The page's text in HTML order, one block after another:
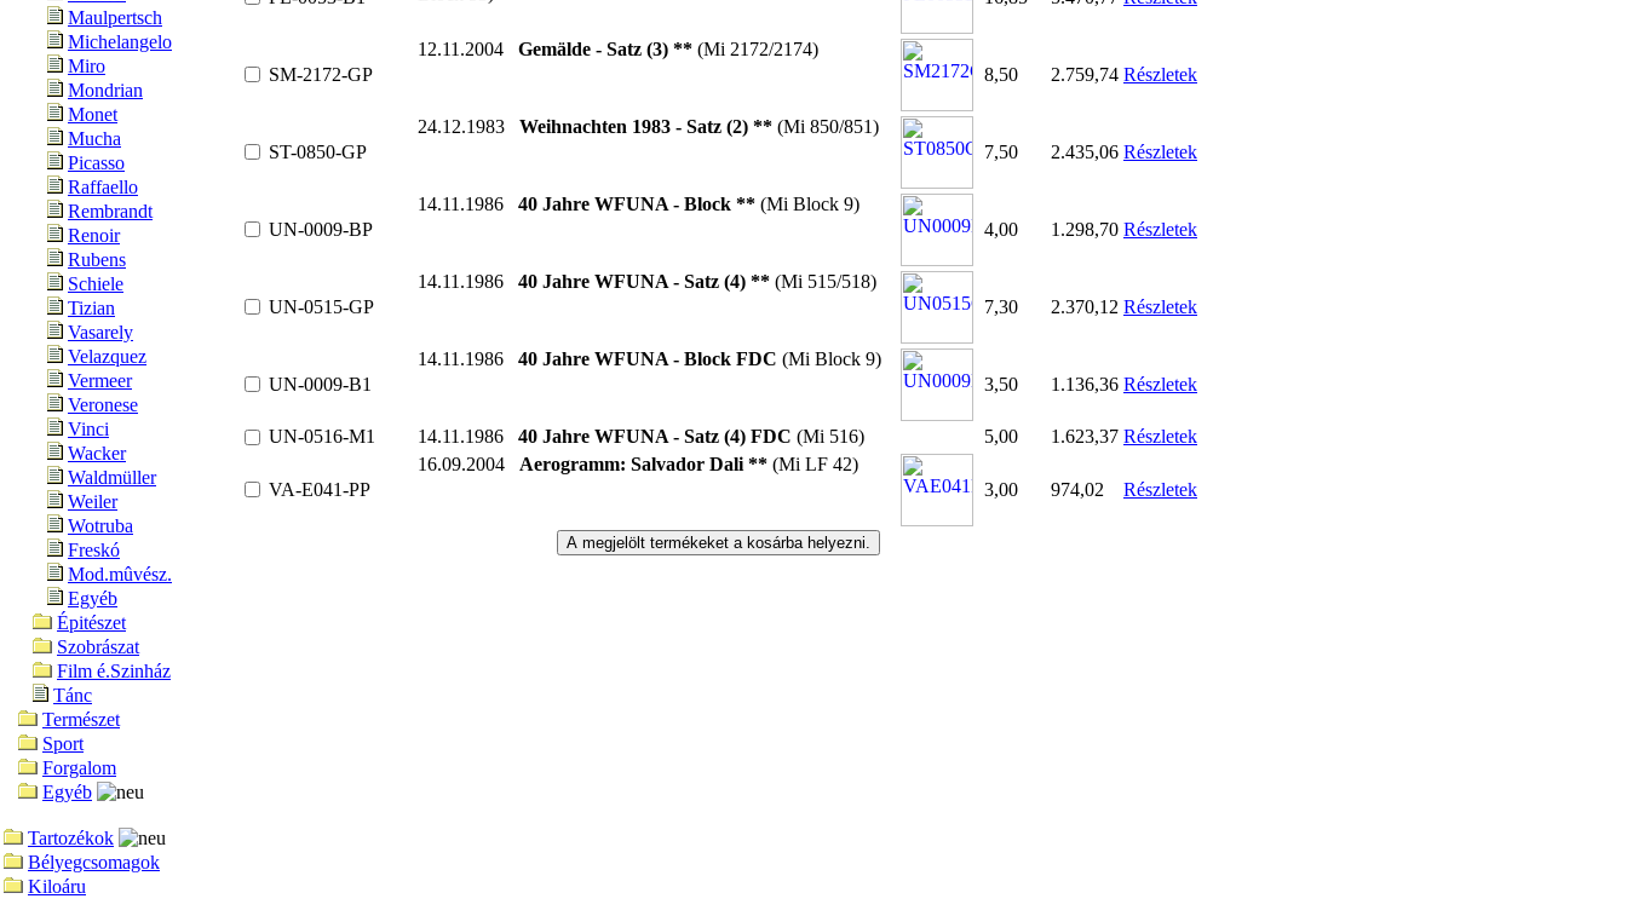
Maulpertsch
Michelangelo
Miro
Mondrian
Monet
Mucha
Picasso
Raffaello
Rembrandt
Renoir
Rubens
Schiele
Tizian
Vasarely
Velazquez
Vermeer
Veronese
Vinci
Wacker
Waldmüller
Weiler
Wotruba
Freskó
Mod.mûvész.
Egyéb
Épitészet
Szobrászat
Film é.Szinház
Tánc
Természet
Sport
Forgalom
Egyéb
Tartozékok
Bélyegcsomagok
Kiloáru
SM-2172-GP
12.11.2004 Gemälde - Satz (3) ** (Mi 2172/2174)
8,50
2.759,74 Részletek
ST-0850-GP
24.12.1983 Weihnachten 1983 - Satz (2) ** (Mi 850/851)
7,50
2.435,06 Részletek
UN-0009-BP
14.11.1986 40 Jahre WFUNA - Block ** (Mi Block 9)
4,00
1.298,70 Részletek
UN-0515-GP
14.11.1986 40 Jahre WFUNA - Satz (4) ** (Mi 515/518)
7,30
2.370,12 Részletek
UN-0009-B1
14.11.1986 40 Jahre WFUNA - Block FDC (Mi Block 9)
3,50
1.136,36 Részletek
UN-0516-M1 14.11.1986 40 Jahre WFUNA - Satz (4) FDC (Mi 516) 5,00 1.623,37 Részletek
VA-E041-PP
16.09.2004 Aerogramm: Salvador Dali ** (Mi LF 42)
3,00
974,02 Részletek